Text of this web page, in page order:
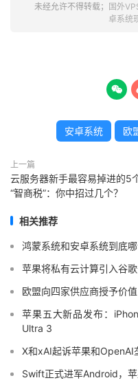
未经允许不得转载； 国外
卓系统

安卓系统 欧
上一篇
云服务器新手最容易掉进的5
“智商税”：你中招过几个？
相关推荐
鸿蒙系统和安卓系统到底
苹果将​​私有云计算引入谷
欧盟向四家供应商授予价
苹果五大新品发布：
Ultra 3
X和xAI起诉苹果和OpenAI
Swift正式进军Android，苹